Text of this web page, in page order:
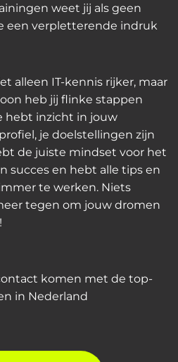
weet jij als geen
een verpletterende indruk
alleen IT-kennis rijker, maar
heb jij flinke stappen
hebt inzicht in jouw
je doelstellingen zijn
de juiste mindset voor het
succes en hebt alle tips en
te werken. Niets
tegen om jouw dromen
komen met de top-
in Nederland